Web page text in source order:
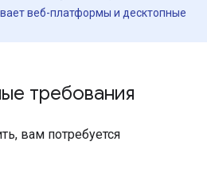
веб-платформы и десктопные
требования
вам потребуется